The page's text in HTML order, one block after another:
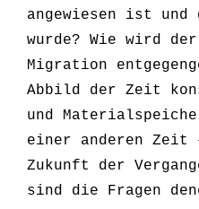
angewiesen ist
wurde? Wie wird
Migration
Abbild der Zeit
und
einer anderen
Zukunft der
sind die Fragen